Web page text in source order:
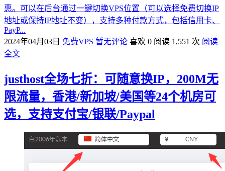
惠。可以在后台通过一键切换VPS位置（可以选择免费切换IP
地址或保持IP地址不变），支持多种付款方式，包括信用卡、
PayP...
2024年04月03日 免费VPS 暂无评论 喜欢 0 阅读 1,551 次 阅读
全文
justhost全场七折：可随意换IP，200M无
限流量，香港/新加坡/美国等24个机房可
选，支持支付宝/银联/Paypal